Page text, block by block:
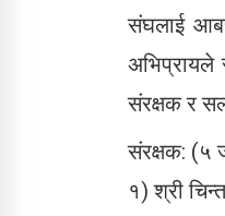
संघलाई
अभिप्रायले
संरक्षक र
संरक्षक: (५
१) श्री